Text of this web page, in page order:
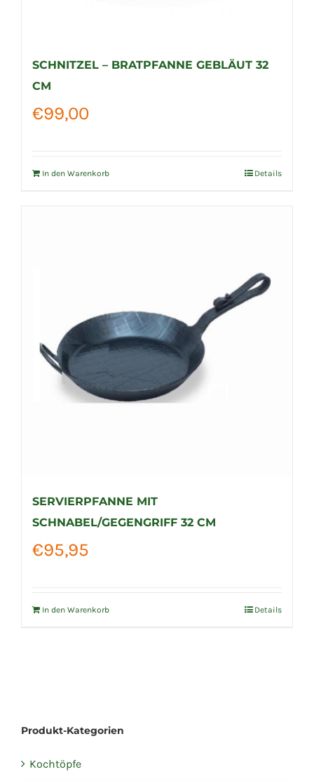
SCHNITZEL – BRATPFANNE GEBLÄUT 32
CM
€99,00
In den Warenkorb Details
SERVIERPFANNE MIT
SCHNABEL/GEGENGRIFF 32 CM
€95,95
In den Warenkorb Details
Produkt-Kategorien
Kochtöpfe